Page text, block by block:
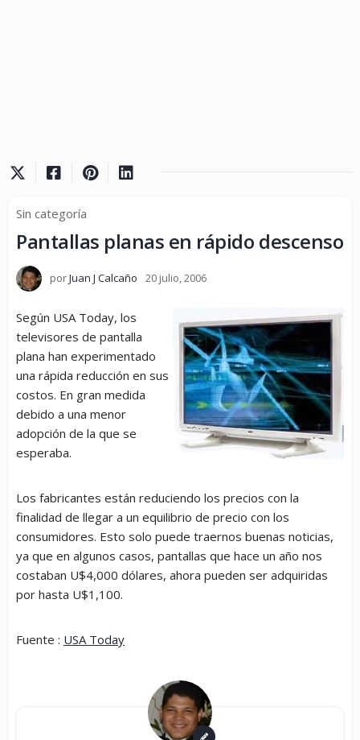
Sin categoría
Pantallas planas en rápido descenso
porJuan J Calcaño 20 julio, 2006
Según USA Today, los
televisores de pantalla
plana han experimentado
una rápida reducción en sus
costos. En gran medida
debido a una menor
adopción de la que se
esperaba.
Los fabricantes están reduciendo los precios con la
finalidad de llegar a un equilibrio de precio con los
consumidores. Esto solo puede traernos buenas noticias,
ya que en algunos casos, pantallas que hace un año nos
costaban U$4,000 dólares, ahora pueden ser adquiridas
por hasta U$1,100.
Fuente : USA Today